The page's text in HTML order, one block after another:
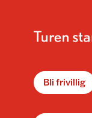
Bli frivillig